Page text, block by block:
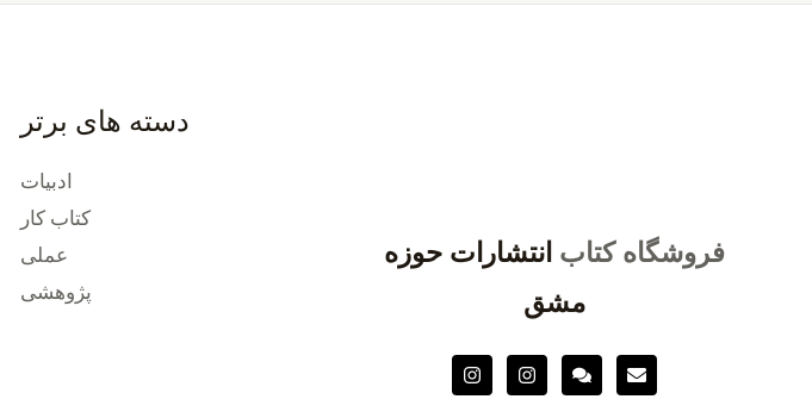
فروشگاه کتابانتشارات حوزه
مشق
دسته های برتر
ادبیات
کتاب کار
عملی
پژوهشی